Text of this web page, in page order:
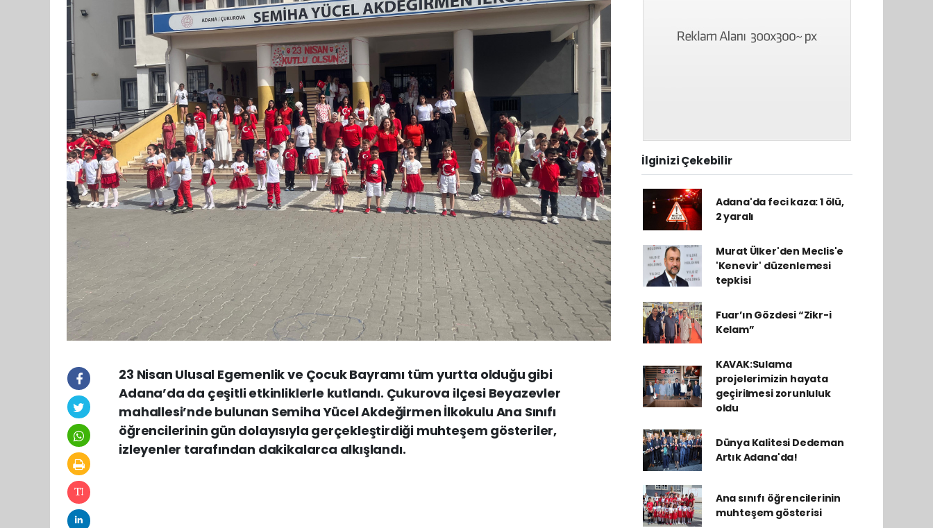
23 Nisan Ulusal Egemenlik ve Çocuk Bayramı tüm yurtta olduğu gibi
Adana’da da çeşitli etkinliklerle kutlandı. Çukurova ilçesi Beyazevler
mahallesi’nde bulunan Semiha Yücel Akdeğirmen İlkokulu Ana Sınıfı
öğrencilerinin gün dolayısıyla gerçekleştirdiği muhteşem gösteriler,
izleyenler tarafından dakikalarca alkışlandı.
İlginizi Çekebilir
Adana'da feci kaza: 1 ölü,
2 yaralı
Murat Ülker'den Meclis'e
'Kenevir' düzenlemesi
tepkisi
Fuar’ın Gözdesi “Zikr-i
Kelam”
KAVAK:Sulama
projelerimizin hayata
geçirilmesi zorunluluk
oldu
Dünya Kalitesi Dedeman
Artık Adana'da!
Ana sınıfı öğrencilerinin
muhteşem gösterisi